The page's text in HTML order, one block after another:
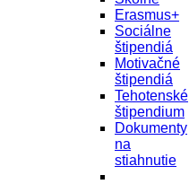
Erasmus+
Sociálne
štipendiá
Motivačné
štipendiá
Tehotenské
štipendium
Dokumenty
na
stiahnutie